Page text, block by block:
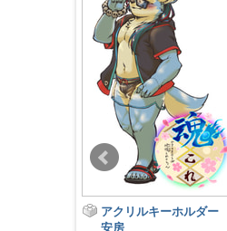
アクリルキーホルダー
安房